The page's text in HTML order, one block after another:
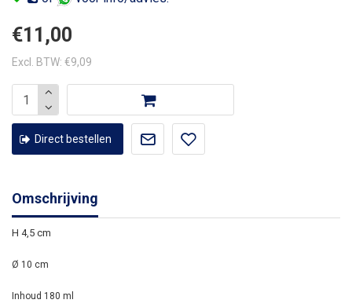
€11,00
Excl. BTW: €9,09
Direct bestellen
Omschrijving
H 4,5 cm
Ø 10 cm
Inhoud 180 ml